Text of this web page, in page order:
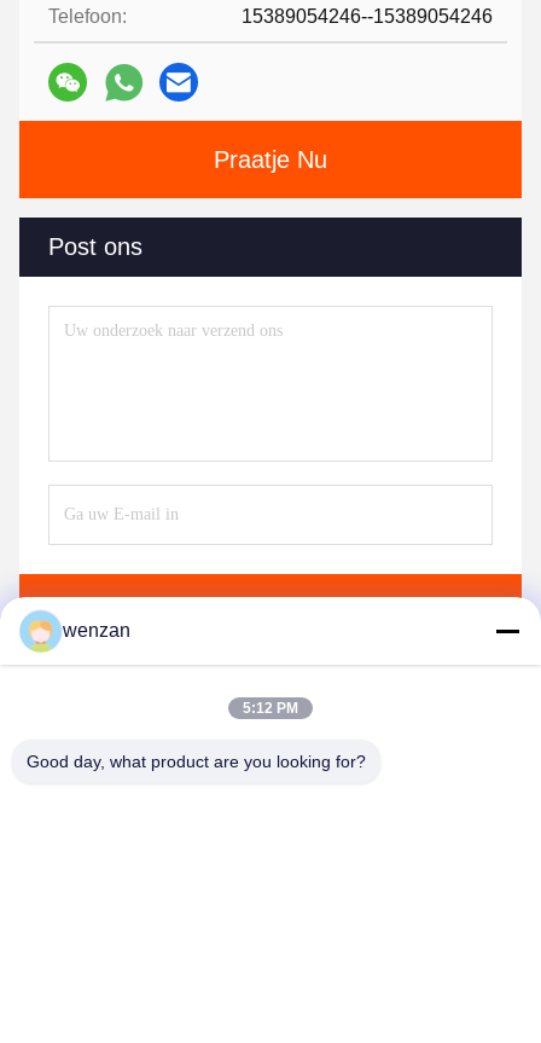
Telefoon: 15389054246--15389054246
Praatje Nu
Post ons
wenzan
5:12 PM
Good day, what product are you looking for?